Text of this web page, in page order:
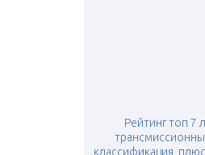
Рейтинг топ 7
классификация,